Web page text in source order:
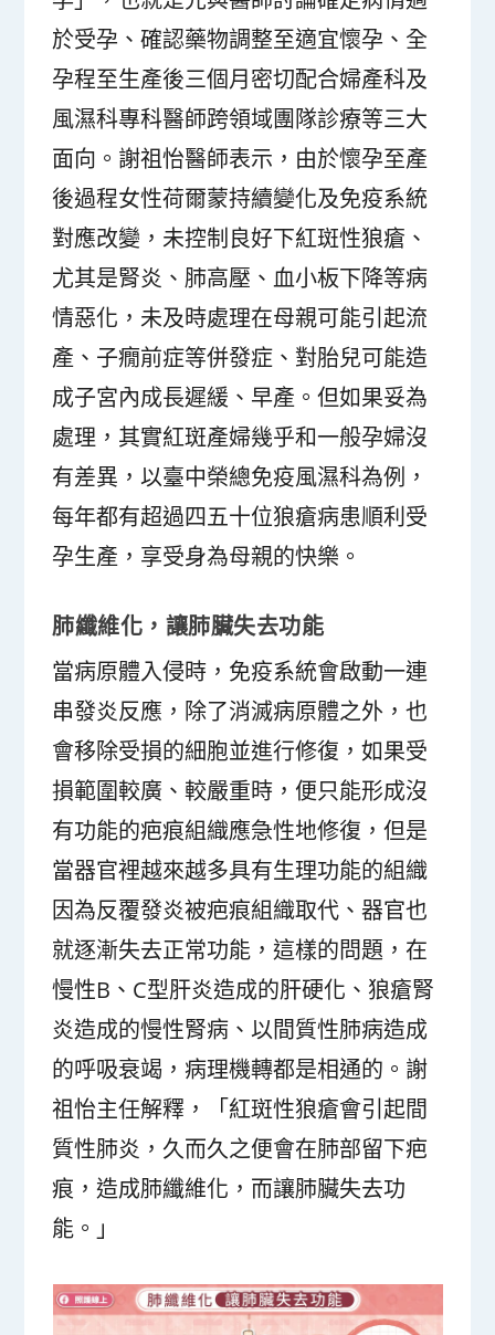
於受孕、確認藥物調整至適宜懷孕、全
孕程至生產後三個月密切配合婦產科及
風濕科專科醫師跨領域團隊診療等三大
面向。謝祖怡醫師表示，由於懷孕至產
後過程女性荷爾蒙持續變化及免疫系統
對應改變，未控制良好下紅斑性狼瘡、
尤其是腎炎、肺高壓、血小板下降等病
情惡化，未及時處理在母親可能引起流
產、子癇前症等併發症、對胎兒可能造
成子宮內成長遲緩、早產。但如果妥為
處理，其實紅斑產婦幾乎和一般孕婦沒
有差異，以臺中榮總免疫風濕科為例，
每年都有超過四五十位狼瘡病患順利受
孕生產，享受身為母親的快樂。
肺纖維化，讓肺臟失去功能
當病原體入侵時，免疫系統會啟動一連
串發炎反應，除了消滅病原體之外，也
會移除受損的細胞並進行修復，如果受
損範圍較廣、較嚴重時，便只能形成沒
有功能的疤痕組織應急性地修復，但是
當器官裡越來越多具有生理功能的組織
因為反覆發炎被疤痕組織取代、器官也
就逐漸失去正常功能，這樣的問題，在
慢性B、C型肝炎造成的肝硬化、狼瘡腎
炎造成的慢性腎病、以間質性肺病造成
的呼吸衰竭，病理機轉都是相通的。謝
祖怡主任解釋，「紅斑性狼瘡會引起間
質性肺炎，久而久之便會在肺部留下疤
痕，造成肺纖維化，而讓肺臟失去功
能。」